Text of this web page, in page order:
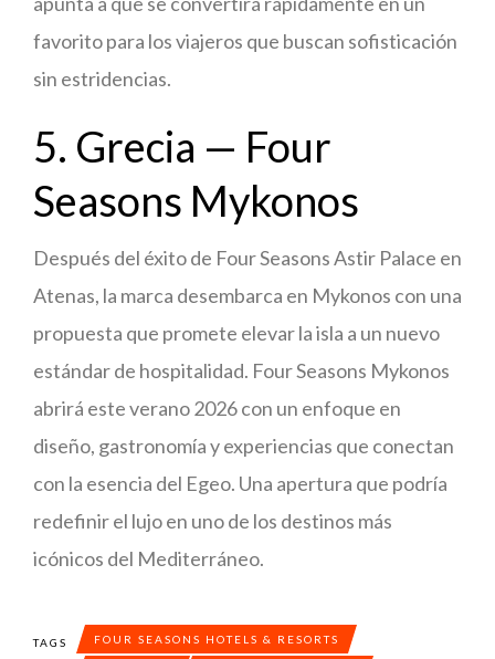
favorito para los viajeros que buscan sofisticación
sin estridencias.
5. Grecia — Four
Seasons Mykonos
Después del éxito de Four Seasons Astir Palace en
Atenas, la marca desembarca en Mykonos con una
propuesta que promete elevar la isla a un nuevo
estándar de hospitalidad. Four Seasons Mykonos
abrirá este verano 2026 con un enfoque en
diseño, gastronomía y experiencias que conectan
con la esencia del Egeo. Una apertura que podría
redefinir el lujo en uno de los destinos más
icónicos del Mediterráneo.
TAGS FOUR SEASONS HOTELS & RESORTS